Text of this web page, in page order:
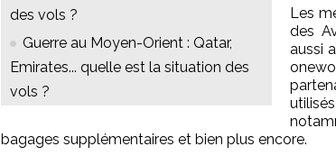
des vols ?
Guerre au Moyen-Orient : Qatar,
Emirates... quelle est la situation des
vols ?
Les
des
aussi
bagages supplémentaires et bien plus encore.